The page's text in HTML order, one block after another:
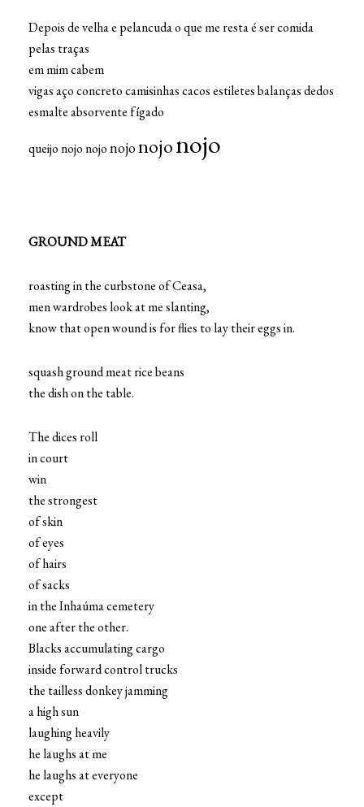
Depois de velha e pelancuda o que me resta é ser comida
pelas traças
em mim cabem
vigas aço concreto camisinhas cacos estiletes balanças dedos
esmalte absorvente fígado
queijo nojo nojonojonojonojo
GROUND MEAT
roasting in the curbstone of Ceasa,
men wardrobes look at me slanting,
know that open wound is for flies to lay their eggs in.
squash ground meat rice beans
the dish on the table.
The dices roll
in court
win
the strongest
of skin
of eyes
of hairs
of sacks
in the Inhaúma cemetery
one after the other.
Blacks accumulating cargo
inside forward control trucks
the tailless donkey jamming
a high sun
laughing heavily
he laughs at me
he laughs at everyone
except